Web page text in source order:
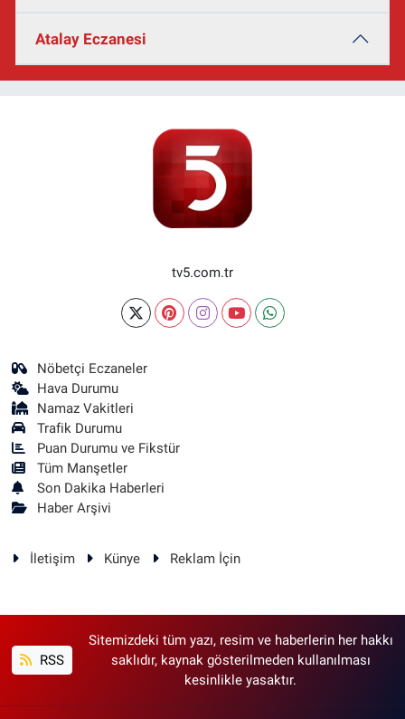
Atalay Eczanesi
tv5.com.tr
Nöbetçi Eczaneler
Hava Durumu
Namaz Vakitleri
Trafik Durumu
Puan Durumu ve Fikstür
Tüm Manşetler
Son Dakika Haberleri
Haber Arşivi
İletişim Künye Reklam İçin
RSS
Sitemizdeki tüm yazı, resim ve haberlerin her hakkı
saklıdır, kaynak gösterilmeden kullanılması
kesinlikle yasaktır.